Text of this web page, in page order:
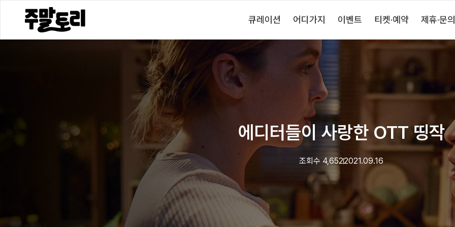
큐레이션 어디가지 이벤트 티켓·예약 제휴·문
에디터들이 사랑한 OTT 띵작
조회수 4,6522021.09.16